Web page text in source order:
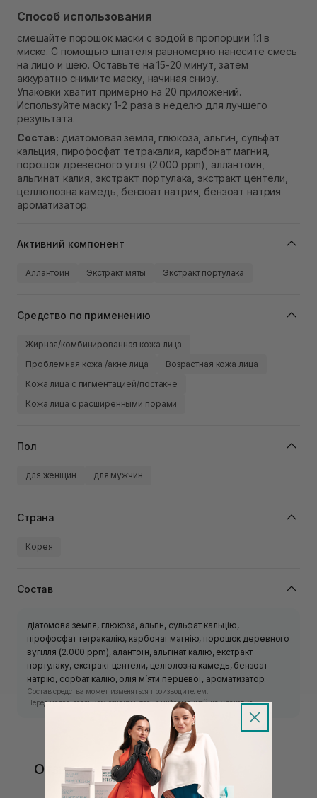
Способ использования
смешайте порошок маски с водой в пропорции 1:1 в
миске. С помощью шпателя равномерно нанесите смесь
на лицо и шею. Оставьте на 15-20 минут, затем
аккуратно снимите маску, начиная снизу.
Упаковки хватит примерно на 20 приложений.
Используйте маску 1-2 раза в неделю для лучшего
результата.
Состав: диатомовая земля, глюкоза, альгин, сульфат
кальция, пирофосфат тетракалия, карбонат магния,
порошок древесного угля (2.000 ppm), аллантоин,
альгинат калия, экстракт портулака, экстракт центели,
целлюлозна камедь, бензоат натрия, бензоат натрия
ароматизатор.
Активний компонент
Аллантоин Экстракт мяты Экстракт портулака
Средство по применению
Жирная/комбинированная кожа лица
Проблемная кожа /акне лица
Возрастная кожа лица
Кожа лица с пигментацией/постакне
Кожа лица с расширенными порами
Пол
для женщин для мужчин
Страна
Корея
Состав
діатомова земля, глюкоза, альгін, сульфат кальцію,
пірофосфат тетракалію, карбонат магнію, порошок деревного
вугілля (2.000 ppm), алантоїн, альгінат калію, екстракт
портулаку, екстракт центели, целюлозна камедь, бензоат
натрію, сорбат калію, олія м’яти перцевої, ароматизатор.
Состав средства может изменяться производителем.
Перед использованием ознакомьтесь с информацией на упаковке.
Отзывы